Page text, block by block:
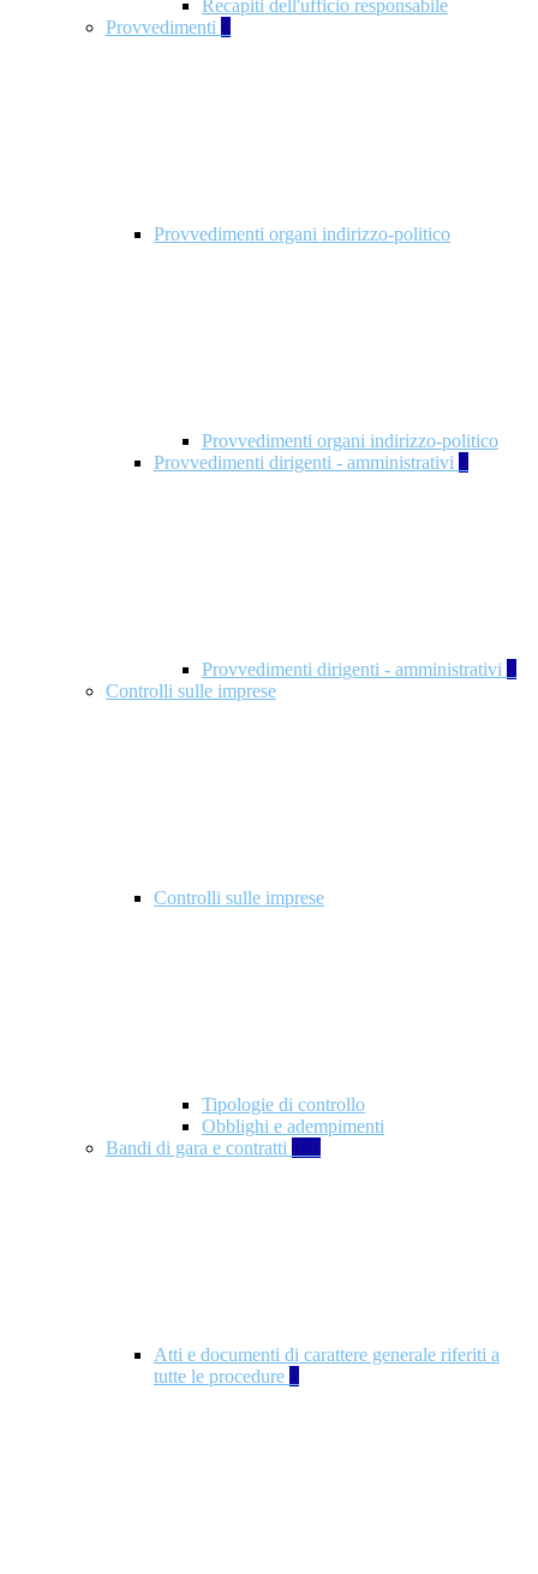
Recapiti dell'ufficio responsabile
Provvedimenti 3
Provvedimenti organi indirizzo-politico
Provvedimenti organi indirizzo-politico
Provvedimenti dirigenti - amministrativi 3
Provvedimenti dirigenti - amministrativi 1
Controlli sulle imprese
Controlli sulle imprese
Tipologie di controllo
Obblighi e adempimenti
Bandi di gara e contratti 326
Atti e documenti di carattere generale riferiti a
tutte le procedure 5